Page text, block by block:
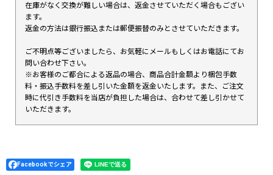
在庫がなく交換が難しい場合は、返金させていただく場合もござい
ます。
返金の方法は銀行振込または郵便振替のみとさせていただきます。
ご不明点等ございましたら、お気軽にメールもしくはお電話にてお
問い合わせ下さい。
※お客様のご都合による返品の場合、商品合計金額より梱包手数
料・振込手数料を差し引いた金額を返金いたします。また、ご注文
時に代引き手数料を当店が負担した場合は、合わせて差し引かせて
いただきます。
Facebookでシェア